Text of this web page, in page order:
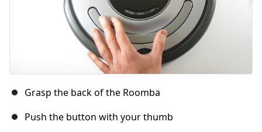
Grasp the back of the Roomba
Push the button with your thumb